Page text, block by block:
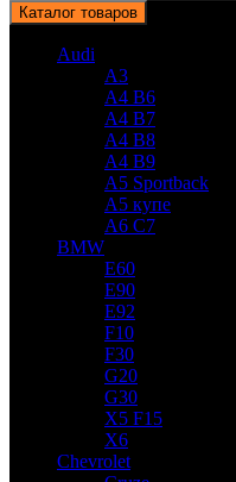
Каталог товаров
Audi
A3
A4 B6
A4 B7
A4 B8
A4 B9
A5 Sportback
A5 купе
A6 C7
BMW
E60
E90
E92
F10
F30
G20
G30
X5 F15
X6
Chevrolet